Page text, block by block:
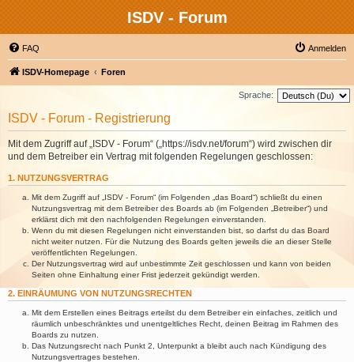
ISDV - Forum
FAQ Anmelden
ISDV-Homepage Foren
Sprache:
ISDV - Forum - Registrierung
Mit dem Zugriff auf „ISDV - Forum“ („https://isdv.net/forum“) wird zwischen dir
und dem Betreiber ein Vertrag mit folgenden Regelungen geschlossen:
1. NUTZUNGSVERTRAG
Mit dem Zugriff auf „ISDV - Forum“ (im Folgenden „das Board“) schließt du einen
Nutzungsvertrag mit dem Betreiber des Boards ab (im Folgenden „Betreiber“) und
erklärst dich mit den nachfolgenden Regelungen einverstanden.
Wenn du mit diesen Regelungen nicht einverstanden bist, so darfst du das Board
nicht weiter nutzen. Für die Nutzung des Boards gelten jeweils die an dieser Stelle
veröffentlichten Regelungen.
Der Nutzungsvertrag wird auf unbestimmte Zeit geschlossen und kann von beiden
Seiten ohne Einhaltung einer Frist jederzeit gekündigt werden.
2. EINRÄUMUNG VON NUTZUNGSRECHTEN
Mit dem Erstellen eines Beitrags erteilst du dem Betreiber ein einfaches, zeitlich und
räumlich unbeschränktes und unentgeltliches Recht, deinen Beitrag im Rahmen des
Boards zu nutzen.
Das Nutzungsrecht nach Punkt 2, Unterpunkt a bleibt auch nach Kündigung des
Nutzungsvertrages bestehen.